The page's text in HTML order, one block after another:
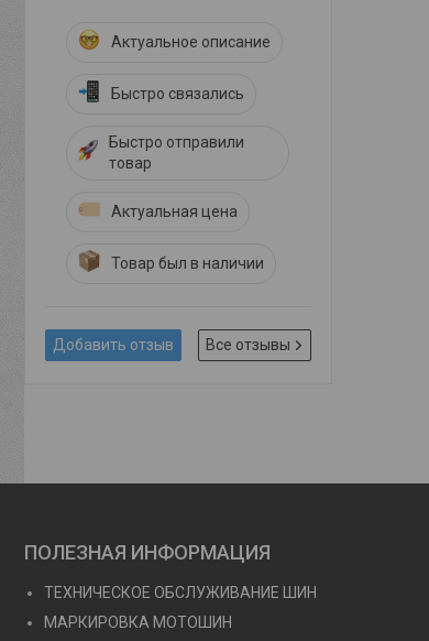
Актуальное описание
Быстро связались
Быстро отправили
товар
Актуальная цена
Товар был в наличии
Добавить отзыв Все отзывы
ПОЛЕЗНАЯ ИНФОРМАЦИЯ
ТЕХНИЧЕСКОЕ ОБСЛУЖИВАНИЕ ШИН
МАРКИРОВКА МОТОШИН